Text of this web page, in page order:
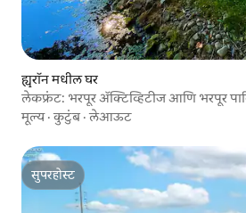
ह्युरॉन मधील घर
लेकफ्रंट: भरपूर ॲक्टिव्हिटीज आणि भरपूर
मूल्य·कुटुंब·लेआऊट
सुपरहोस्ट
सुपरहोस्ट